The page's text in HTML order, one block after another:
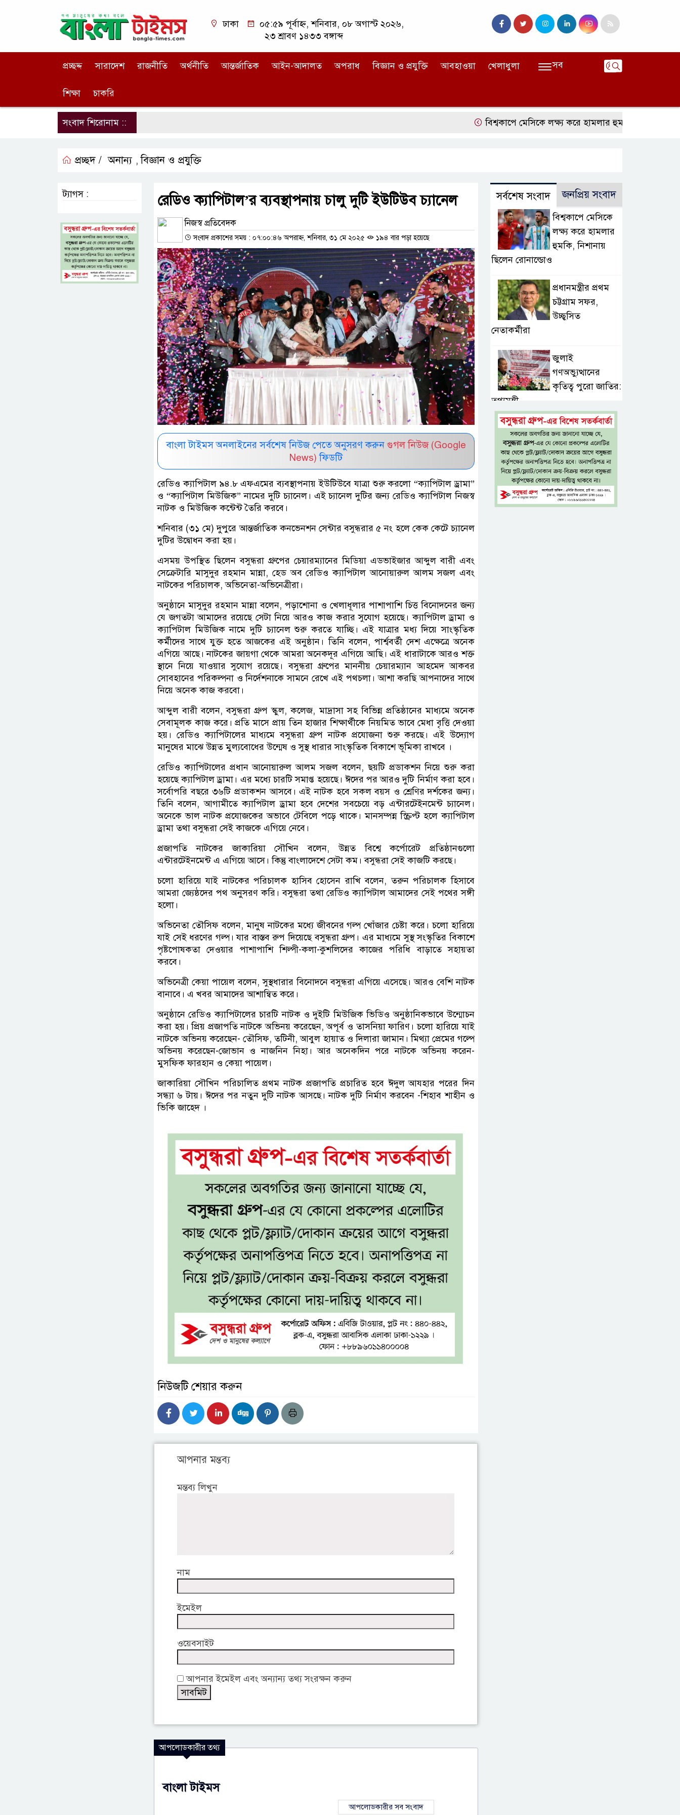
ঢাকা
০৫:৫৯ পূর্বাহ্ন, শনিবার, ০৮ অগাস্ট ২০২৬,
২৩ শ্রাবণ ১৪৩৩ বঙ্গাব্দ
প্রচ্ছদ্দ সারাদেশ রাজনীতি অর্থনীতি আন্তর্জাতিক আইন-আদালত অপরাধ বিজ্ঞান ও প্রযুক্তি আবহাওয়া খেলাধুলা
শিক্ষা চাকরি
সব
সংবাদ শিরোনাম :: বিশ্বকাপে মেসিকে লক্ষ্য করে হামলার হুমকি, নিশানায় ছিলেন
প্রচ্ছদ / অনান্য ,বিজ্ঞান ও প্রযুক্তি
রেডিও ক্যাপিটাল’র ব্যবস্থাপনায় চালু দুটি ইউটিউব চ্যানেল
নিজস্ব প্রতিবেদক
সংবাদ প্রকাশের সময় : ০৭:০০:৪৬ অপরাহ্ন, শনিবার, ৩১ মে ২০২৫ ১৯৪ বার পড়া হয়েছে
বাংলা টাইমস অনলাইনের সর্বশেষ নিউজ পেতে অনুসরণ করুন গুগল নিউজ (Google
News) ফিডটি
রেডিও ক্যাপিটাল ৯৪.৮ এফএমের ব্যবস্থাপনায় ইউটিউবে যাত্রা শুরু করলো “ক্যাপিটাল ড্রামা”
ও “ক্যাপিটাল মিউজিক” নামের দুটি চ্যানেল। এই চ্যানেল দুটির জন্য রেডিও ক্যাপিটাল নিজস্ব
নাটক ও মিউজিক কন্টেন্ট তৈরি করবে।
শনিবার (৩১ মে) দুপুরে আন্তর্জাতিক কনভেনশন সেন্টার বসুন্ধরার ৫ নং হলে কেক কেটে চ্যানেল
দুটির উদ্বোধন করা হয়।
এসময় উপস্থিত ছিলেন বসুন্ধরা গ্রুপের চেয়ারম্যানের মিডিয়া এডভাইজার আব্দুল বারী এবং
সেক্রেটারি মাসুদুর রহমান মান্না, হেড অব রেডিও ক্যাপিটাল আনোয়ারুল আলম সজল এবং
নাটকের পরিচালক, অভিনেতা-অভিনেত্রীরা।
অনুষ্ঠানে মাসুদুর রহমান মান্না বলেন, পড়াশোনা ও খেলাধূলার পাশাপাশি চিত্ত বিনোদনের জন্য
যে জগতটা আমাদের রয়েছে সেটা নিয়ে আরও কাজ করার সুযোগ হয়েছে। ক্যাপিটাল ড্রামা ও
ক্যাপিটাল মিউজিক নামে দুটি চ্যানেল শুরু করতে যাচ্ছি। এই যাত্রার মধ্য দিয়ে সাংস্কৃতিক
কর্মীদের সাথে যুক্ত হতে আজকের এই অনুষ্ঠান। তিনি বলেন, পার্শ্ববর্তী দেশ এক্ষেত্রে অনেক
এগিয়ে আছে। নাটকের জায়গা থেকে আমরা অনেকদূর এগিয়ে আছি। এই ধারাটাকে আরও শক্ত
স্থানে নিয়ে যাওয়ার সুযোগ রয়েছে। বসুন্ধরা গ্রুপের মাননীয় চেয়ারম্যান আহমেদ আকবর
সোবহানের পরিকল্পনা ও নির্দেশনাকে সামনে রেখে এই পথচলা। আশা করছি আপনাদের সাথে
নিয়ে অনেক কাজ করবো।
আব্দুল বারী বলেন, বসুন্ধরা গ্রুপ স্কুল, কলেজ, মাদ্রাসা সহ বিভিন্ন প্রতিষ্ঠানের মাধ্যমে অনেক
সেবামূলক কাজ করে। প্রতি মাসে প্রায় তিন হাজার শিক্ষার্থীকে নিয়মিত ভাবে মেধা বৃত্তি দেওয়া
হয়। রেডিও ক্যাপিটালের মাধ্যমে বসুন্ধরা গ্রুপ নাটক প্রযোজনা শুরু করছে। এই উদ্যোগ
মানুষের মাঝে উন্নত মুল্যবোধের উন্মেষ ও সুস্থ ধারার সাংস্কৃতিক বিকাশে ভূমিকা রাখবে ।
রেডিও ক্যাপিটালের প্রধান আনোয়ারুল আলম সজল বলেন, ছয়টি প্রডাকশন নিয়ে শুরু করা
হয়েছে ক্যাপিটাল ড্রামা। এর মধ্যে চারটি সমাপ্ত হয়েছে। ঈদের পর আরও দুটি নির্মাণ করা হবে।
সর্বোপরি বছরে ৩৬টি প্রডাকশন আসবে। এই নাটক হবে সকল বয়স ও শ্রেণির দর্শকের জন্য।
তিনি বলেন, আগামীতে ক্যাপিটাল ড্রামা হবে দেশের সবচেয়ে বড় এন্টারটেইনমেন্ট চ্যানেল।
অনেকে ভাল নাটক প্রযোজকের অভাবে টেবিলে পড়ে থাকে। মানসম্পন্ন স্ক্রিপ্ট হলে ক্যাপিটাল
ড্রামা তথা বসুন্ধরা সেই কাজকে এগিয়ে নেবে।
প্রজাপতি নাটকের জাকারিয়া সৌখিন বলেন, উন্নত বিশ্বে কর্পোরেট প্রতিষ্ঠানগুলো
এন্টারটেইনমেন্ট এ এগিয়ে আসে। কিন্তু বাংলাদেশে সেটা কম। বসুন্ধরা সেই কাজটি করছে।
চলো হারিয়ে যাই নাটকের পরিচালক হাসিব হোসেন রাখি বলেন, তরুন পরিচালক হিসাবে
আমরা জ্যেষ্ঠদের পথ অনুসরণ করি। বসুন্ধরা তথা রেডিও ক্যাপিটাল আমাদের সেই পথের সঙ্গী
হলো।
অভিনেতা তৌসিফ বলেন, মানুষ নাটকের মধ্যে জীবনের গল্প খোঁজার চেষ্টা করে। চলো হারিয়ে
যাই সেই ধরণের গল্প। যার বাস্তব রুপ দিয়েছে বসুন্ধরা গ্রুপ। এর মাধ্যমে সুস্থ সংস্কৃতির বিকাশে
পৃষ্টপোষকতা দেওয়ার পাশাপাশি শিল্পী-কলা-কুশলিদের কাজের পরিধি বাড়াতে সহায়তা
করবে।
অভিনেত্রী কেয়া পায়েল বলেন, সুস্থধারার বিনোদনে বসুন্ধরা এগিয়ে এসেছে। আরও বেশি নাটক
বানাবে। এ খবর আমাদের আশান্বিত করে।
অনুষ্ঠানে রেডিও ক্যাপিটালের চারটি নাটক ও দুইটি মিউজিক ভিডিও অনুষ্ঠানিকভাবে উন্মোচন
করা হয়। প্রিয় প্রজাপতি নাটকে অভিনয় করেছেন, অপূর্ব ও তাসনিয়া ফারিণ। চলো হারিয়ে যাই
নাটকে অভিনয় করেছেন- তৌসিফ, তটিনী, আবুল হায়াত ও দিলারা জামান। মিথ্যা প্রেমের গল্পে
অভিনয় করেছেন-জোভান ও নাজনিন নিহা। আর অনেকদিন পরে নাটকে অভিনয় করেন-
মুসফিক ফারহান ও কেয়া পায়েল।
জাকারিয়া সৌখিন পরিচালিত প্রথম নাটক প্রজাপতি প্রচারিত হবে ঈদুল আযহার পরের দিন
সন্ধ্যা ৬ টায়। ঈদের পর নতুন দুটি নাটক আসছে। নাটক দুটি নির্মাণ করবেন -শিহাব শাহীন ও
ভিকি জাহেদ ।
নিউজটি শেয়ার করুন
আপনার মন্তব্য
মন্তব্য লিখুন
নাম
ইমেইল
ওয়েবসাইট
আপনার ইমেইল এবং অন্যান্য তথ্য সংরক্ষন করুন
আপলোডকারীর তথ্য
বাংলা টাইমস
আপলোডকারীর সব সংবাদ
ট্যাগস : সর্বশেষ সংবাদ জনপ্রিয় সংবাদ
বিশ্বকাপে মেসিকে
লক্ষ্য করে হামলার
হুমকি, নিশানায়
ছিলেন রোনাল্ডোও
প্রধানমন্ত্রীর প্রথম
চট্টগ্রাম সফর,
উচ্ছ্বসিত
নেতাকর্মীরা
জুলাই
গণঅভ্যুত্থানের
কৃতিত্ব পুরো জাতির:
তথ্যমন্ত্রী
গুরুত্বপূর্ণ ব্যক্তিদের
নিয়ে ‘অপপ্রচারের’
নিন্দা পুলিশের,
গুজবে কান না দেওয়ার আহ্বান
শেখ হাসিনার দিল্লির